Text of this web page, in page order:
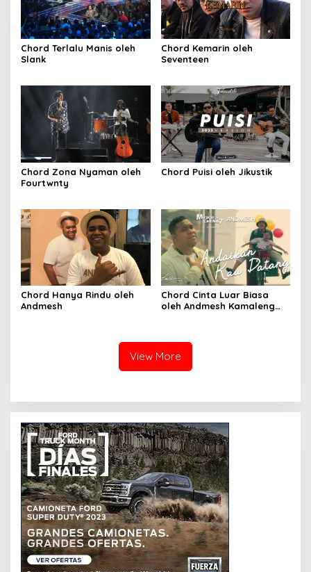
Chord Terlalu Manis oleh
Slank
Chord Kemarin oleh
Seventeen
Chord Zona Nyaman oleh
Fourtwnty
Chord Puisi oleh Jikustik
Chord Hanya Rindu oleh
Andmesh
Chord Cinta Luar Biasa
oleh Andmesh Kamaleng
View More